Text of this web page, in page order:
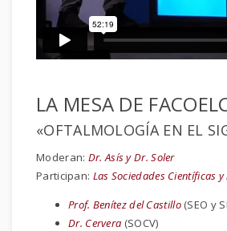
LA MESA DE
«OFTALMOLOGÍA EN EL
Moderan: Dr. Asís y Dr. Soler
Participan: Las Sociedades Científicas
Prof. Benítez del Castillo(SEO y
Dr. Cervera (SOCV)